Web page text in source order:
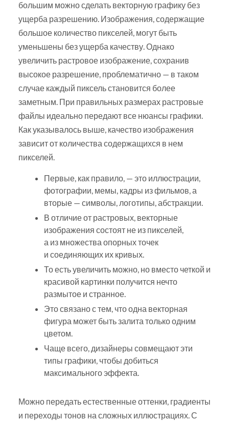
большим можно сделать векторную графику без
ущерба разрешению. Изображения, содержащие
большое количество пикселей, могут быть
уменьшены без ущерба качеству. Однако
увеличить растровое изображение, сохранив
высокое разрешение, проблематично — в таком
случае каждый пиксель становится более
заметным. При правильных размерах растровые
файлы идеально передают все нюансы графики.
Как указывалось выше, качество изображения
зависит от количества содержащихся в нем
пикселей.
Первые, как правило, — это иллюстрации,
фотографии, мемы, кадры из фильмов, а
вторые — символы, логотипы, абстракции.
В отличие от растровых, векторные
изображения состоят не из пикселей,
а из множества опорных точек
и соединяющих их кривых.
То есть увеличить можно, но вместо четкой и
красивой картинки получится нечто
размытое и странное.
Это связано с тем, что одна векторная
фигура может быть залита только одним
цветом.
Чаще всего, дизайнеры совмещают эти
типы графики, чтобы добиться
максимального эффекта.
Можно передать естественные оттенки, градиенты
и переходы тонов на сложных иллюстрациях. С